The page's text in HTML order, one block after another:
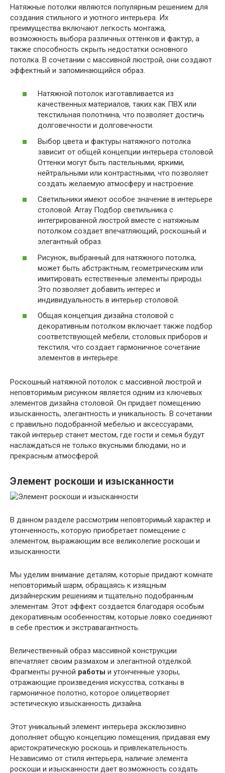
Натяжные потолки являются популярным решением для
создания стильного и уютного интерьера. Их
преимущества включают легкость монтажа,
возможность выбора различных оттенков и фактур, а
также способность скрыть недостатки основного
потолка. В сочетании с массивной люстрой, они создают
эффектный и запоминающийся образ.
Натяжной потолок изготавливается из
качественных материалов, таких как ПВХ или
текстильная полотнина, что позволяет достичь
долговечности и долговечности.
Выбор цвета и фактуры натяжного потолка
зависит от общей концепции интерьера столовой.
Оттенки могут быть пастельными, яркими,
нейтральными или контрастными, что позволяет
создать желаемую атмосферу и настроение.
Светильники имеют особое значение в интерьере
столовой. Array Подбор светильника с
интегрированной люстрой вместе с натяжным
потолком создает впечатляющий, роскошный и
элегантный образ.
Рисунок, выбранный для натяжного потолка,
может быть абстрактным, геометрическим или
имитировать естественные элементы природы.
Это позволяет добавить интерес и
индивидуальность в интерьер столовой.
Общая концепция дизайна столовой с
декоративным потолком включает также подбор
соответствующей мебели, столовых приборов и
текстиля, что создает гармоничное сочетание
элементов в интерьере.
Роскошный натяжной потолок с массивной люстрой и
неповторимым рисунком является одним из ключевых
элементов дизайна столовой. Он придает помещению
изысканность, элегантность и уникальность. В сочетании
с правильно подобранной мебелью и аксессуарами,
такой интерьер станет местом, где гости и семья будут
наслаждаться не только вкусными блюдами, но и
прекрасным атмосферой.
Элемент роскоши и изысканности
В данном разделе рассмотрим неповторимый характер и
утонченность, которую приобретает помещение с
элементом, выражающим все великолепие роскоши и
изысканности.
Мы уделим внимание деталям, которые придают комнате
неповторимый шарм, обращаясь к изящным
дизайнерским решениям и тщательно подобранным
элементам. Этот эффект создается благодаря особым
декоративным особенностям, которые ловко соединяют
в себе престиж и экстравагантность.
Величественный образ массивной конструкции
впечатляет своим размахом и элегантной отделкой.
Фрагменты ручной работы и утонченные узоры,
отражающие произведения искусства, сотканы в
гармоничное полотно, которое олицетворяет
эстетическую изысканность дизайна.
Этот уникальный элемент интерьера эксклюзивно
дополняет общую концепцию помещения, придавая ему
аристократическую роскошь и привлекательность.
Независимо от стиля интерьера, наличие элемента
роскоши и изысканности дает возможность создать